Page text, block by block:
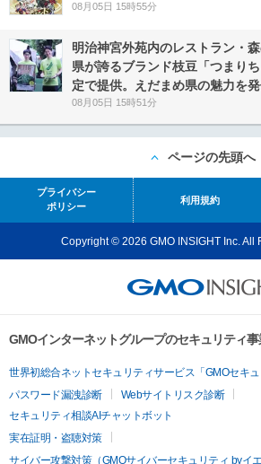
08月05日 15時55分
明治神宮外苑内のレストラン・
県が誇るブランド枝豆「つまり
定で提供。えだまめ県の魅力を
08月05日 15時51分
ページの先頭へ
プライバシー
ポリシー
利用規約
Copyright © 2026 GMO INSIGHT Inc. All
GMOインターネットグループのセキュリティ
世界初総合ネットセキュリティサービス「GMOセキュ
パスワード漏洩診断
Webサイトリスク診断
セキュリティ相談AIチャットボット
実在証明・盗聴対策
サイバー攻撃対策（GMOサイバーセキュリティ byイエ